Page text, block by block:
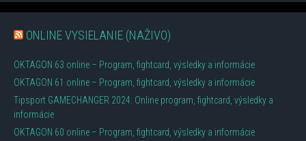
ONLINE VYSIELANIE (NAŽIVO)
OKTAGON 63 online – Program, fightcard, výsledky a informácie
OKTAGON 61 online – Program, fightcard, výsledky a informácie
Tipsport GAMECHANGER 2024: Online program, fightcard, výsledky a
informácie
OKTAGON 60 online – Program, fightcard, výsledky a informácie